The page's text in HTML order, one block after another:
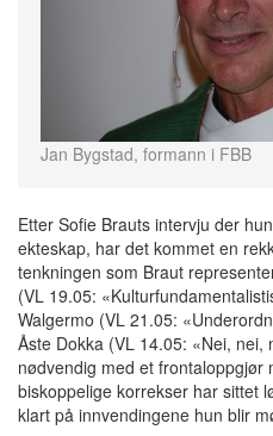
Jan Bygstad, formann i FBB
Etter Sofie Brauts intervju der
ekteskap, har det kommet en
tenkningen som Braut
(VL 19.05:
Walgermo (VL 21.05:
Åste Dokka (VL 14.05: «Nei,
nødvendig med et frontaloppgjør
biskoppelige korrekser har sittet
klart på innvendingene hun blir